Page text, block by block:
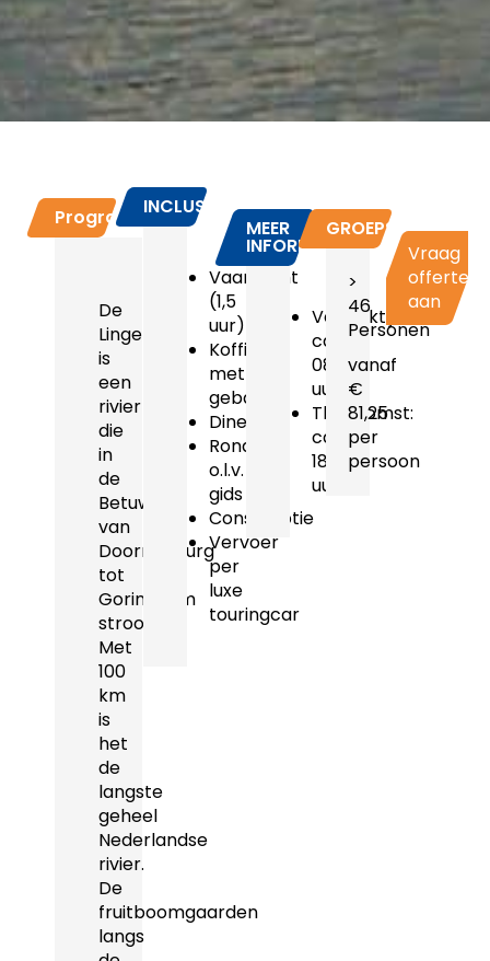
Programma
De
Linge
is
een
rivier
die
in
de
Betuwe
van
Doornenburg
tot
Gorinchem
stroomt.
Met
100
km
is
het
de
langste
geheel
Nederlandse
rivier.
De
fruitboomgaarden
langs
INCLUSIEF
Vaartocht
(1,5
uur)
Koffie
met
gebak
Diner
Rondrit
o.l.v.
gids
Consumptie
Vervoer
per
luxe
touringcar
MEER
INFORMATIE
Vertrektijd:
ca.
08.45
uur
Thuiskomst:
ca.
18.00
uur
GROEPSPRIJZEN
>
46
Personen
vanaf
€
81,25
per
persoon
Vraag
offerte
aan